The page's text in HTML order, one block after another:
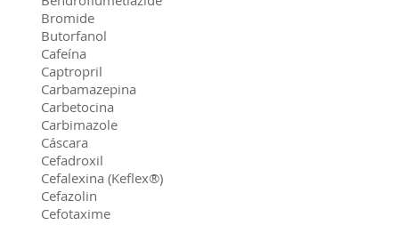
Bromide
Butorfanol
Cafeína
Captropril
Carbamazepina
Carbetocina
Carbimazole
Cáscara
Cefadroxil
Cefalexina (Keflex®)
Cefazolin
Cefotaxime